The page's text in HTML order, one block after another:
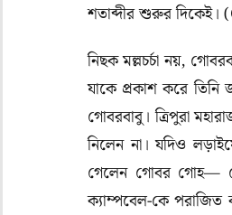
শতাব্দীর শুরুর
নিছক মল্লচর্চা নয়,
যাকে প্রকাশ করে তিনি
গোবরবাবু। ত্রিপুরা
নিলেন না। যদিও
গেলেন গোবর গোহ—
ক্যাম্পবেল-কে পরাজিত